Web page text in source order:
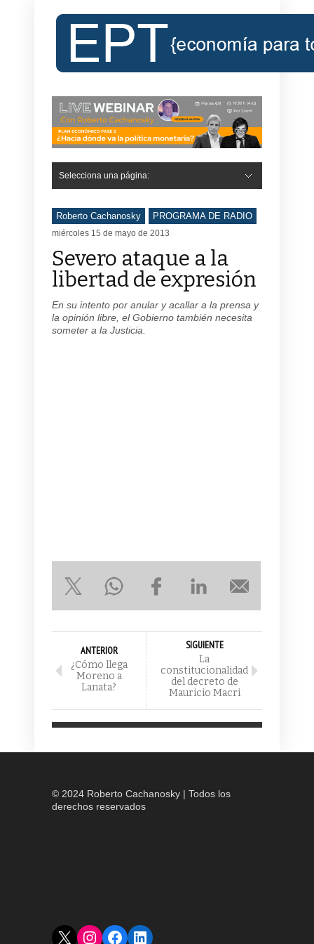
Selecciona una página:
Roberto Cachanosky PROGRAMA DE RADIO
miércoles 15 de mayo de 2013
Severo ataque a la
libertad de expresión
En su intento por anular y acallar a la prensa y
la opinión libre, el Gobierno también necesita
someter a la Justicia.
ANTERIOR
¿Cómo llega
Moreno a
Lanata?
SIGUIENTE
La
constitucionalidad
del decreto de
Mauricio Macri
© 2024 Roberto Cachanosky | Todos los
derechos reservados
X Instagram
Facebook
LinkedIn